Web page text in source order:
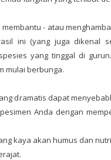
- atau
ini (yang juga dikenal
yang tinggal di
mulai berbunga.
dramatis dapat
Anda dengan
kaya akan humus dan